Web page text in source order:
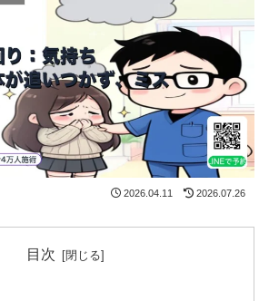
2026.04.11 2026.07.26
目次